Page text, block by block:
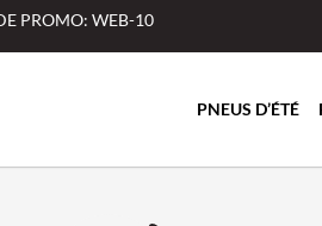
PROMO: WEB-10
PNEUS D’ÉTÉ